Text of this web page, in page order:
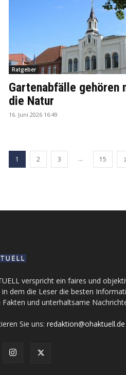
Ratgeber
Gartenabfälle gehören
die Natur
16. Juni 2026 16:49
1 2 3 ... 15
verspricht ein faires und
in dem die Leser die besten
Fakten und unterhaltsame
Sie uns: redaktion@ohaktuell.de